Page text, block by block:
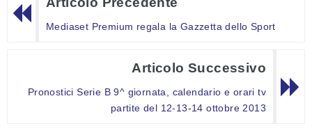
Mediaset Premium regala la Gazzetta dello Sport
Articolo Successivo
Pronostici Serie B 9^ giornata, calendario e orari tv
partite del 12-13-14 ottobre 2013